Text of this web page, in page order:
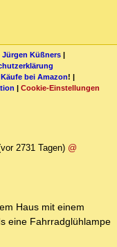
Jürgen Küßners |
Käufe bei Amazon! |
| Cookie-Einstellungen
2731 Tagen) @
Haus mit einem
eine Fahrradglühlampe